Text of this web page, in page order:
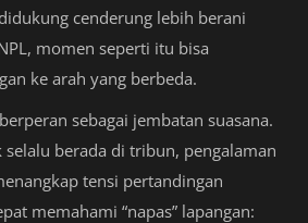
cenderung lebih berani
momen seperti itu bisa
ke arah yang berbeda.
sebagai jembatan suasana.
berada di tribun, pengalaman
tensi pertandingan
memahami “napas” lapangan: